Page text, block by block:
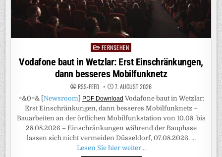
Posted
in
FERNSEHEN
Vodafone baut in Wetzlar: Erst Einschränkungen,
dann besseres Mobilfunknetz
RSS-FEED 7. AUGUST 2026
=&0=& [ Newsroom] PDF Download Vodafone baut in Wetzlar:
Erst Einschränkungen, dann besseres Mobilfunknetz –
Bauarbeiten an der örtlichen Mobilfunkstation von 10.08. bis
28.08.2026 – Einschränkungen während der Bauphase
lassen sich nicht vermeiden Düsseldorf, 07.08.2026. …
Lesen Sie hier weiter…